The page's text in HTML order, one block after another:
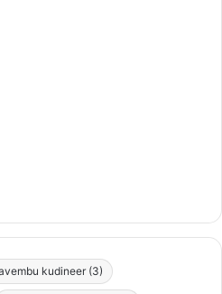
kudineer (3)